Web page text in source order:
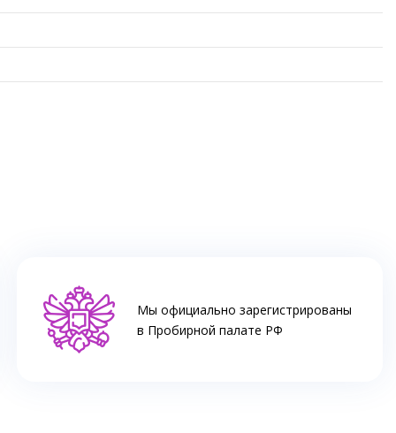
Мы официально зарегистрированы
в Пробирной палате РФ